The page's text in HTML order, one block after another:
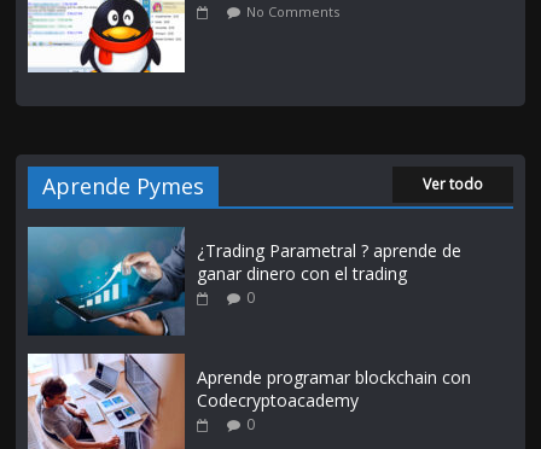
No Comments
Aprende Pymes Ver todo
¿Trading Parametral ? aprende de
ganar dinero con el trading
0
Aprende programar blockchain con
Codecryptoacademy
0